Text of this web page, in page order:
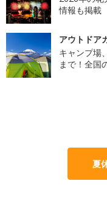
情報も掲載
アウトドア
キャンプ場
まで！全国
夏